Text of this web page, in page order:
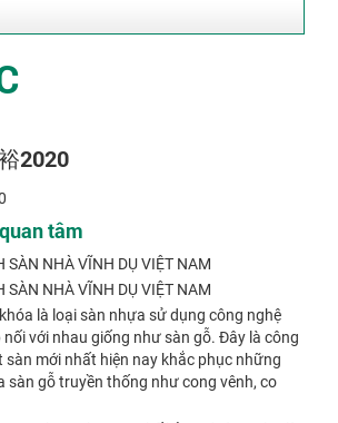
2020
tâm
SÀN NHÀ VĨNH DỤ VIỆT NAM
SÀN NHÀ VĨNH DỤ VIỆT NAM
là loại sàn nhựa sử dụng công nghệ
nối với nhau giống như sàn gỗ. Đây là công
sàn mới nhất hiện nay khắc phục những
sàn gỗ truyền thống như cong vênh, co